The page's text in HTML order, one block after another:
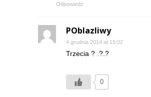
Odpowiedz
POblazliwy
4 grudnia 2014 at 15:02
Trzecia ? .?.?
0